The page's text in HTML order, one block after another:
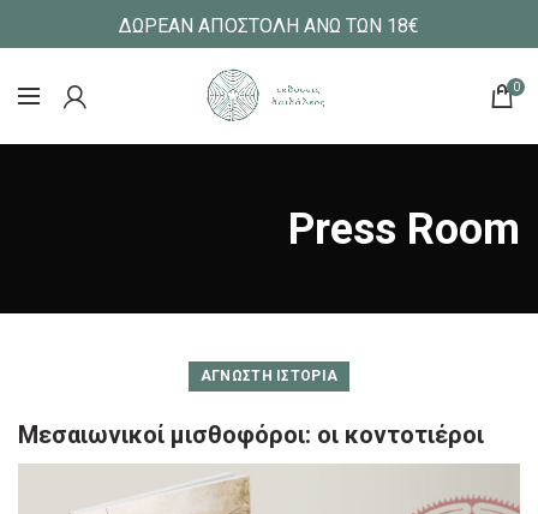
ΔΩΡΕΑΝ ΑΠΟΣΤΟΛΗ ΑΝΩ ΤΩΝ 18€
0
Press Room
ΆΓΝΩΣΤΗ ΙΣΤΟΡΊΑ
Μεσαιωνικοί μισθοφόροι: οι κοντοτιέροι